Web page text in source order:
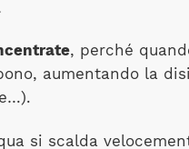
, perché
aumentando la
si scalda